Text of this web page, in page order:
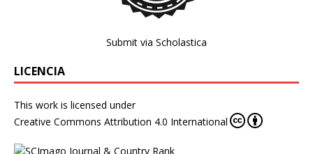
Submit via Scholastica
LICENCIA
This work is licensed under
Creative Commons Attribution 4.0 International